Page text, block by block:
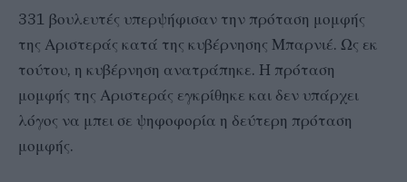
331 βουλευτές υπερψήφισαν την πρόταση μομφής
της Αριστεράς κατά της κυβέρνησης Μπαρνιέ. Ως εκ
τούτου, η κυβέρνηση ανατράπηκε. H πρόταση
μομφής της Αριστεράς εγκρίθηκε και δεν υπάρχει
λόγος να μπει σε ψηφοφορία η δεύτερη πρόταση
μομφής.